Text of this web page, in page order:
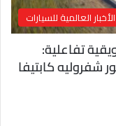
الأخبار العالمية للسيارات
تفاعلية:
شفروليه كابتيفا